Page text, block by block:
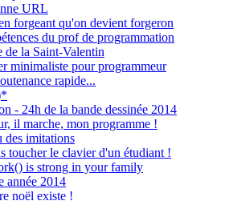
URL
forgeant qu'on devient forgeron
du prof de programmation
de la Saint-Valentin
minimaliste pour programmeur
rapide...
- 24h de la bande dessinée 2014
il marche, mon programme !
des imitations
toucher le clavier d'un étudiant !
is strong in your family
année 2014
noël existe !